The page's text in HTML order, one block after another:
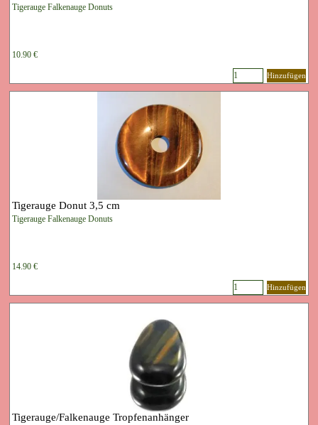
Tigerauge Falkenauge Donuts
10.90 €
Hinzufügen
Tigerauge Donut 3,5 cm
Tigerauge Falkenauge Donuts
14.90 €
Hinzufügen
Tigerauge/Falkenauge Tropfenanhänger